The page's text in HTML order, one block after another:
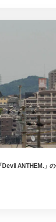
「Devil ANTHEM.」